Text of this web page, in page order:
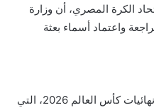
الكرة المصري، أن وزارة
واعتماد أسماء بعثة
ويستعد منتخب مصر للمشاركة في نهائيات كأس العالم 2026، التي